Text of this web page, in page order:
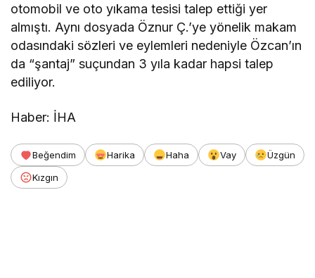
otomobil ve oto yıkama tesisi talep ettiği yer
almıştı. Aynı dosyada Öznur Ç.’ye yönelik makam
odasındaki sözleri ve eylemleri nedeniyle Özcan’ın
da “şantaj” suçundan 3 yıla kadar hapsi talep
ediliyor.
Haber: İHA
Beğendim Harika Haha Vay
Üzgün
Kızgın